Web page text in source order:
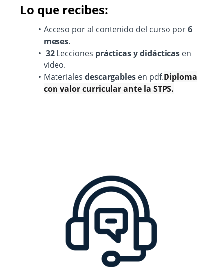
Lo que recibes:
Acceso por al contenido del curso por6
meses.
32Lecciones prácticas y didácticasen
video.
Materiales descargables en pdf.Diploma
con valor curricular ante la STPS.